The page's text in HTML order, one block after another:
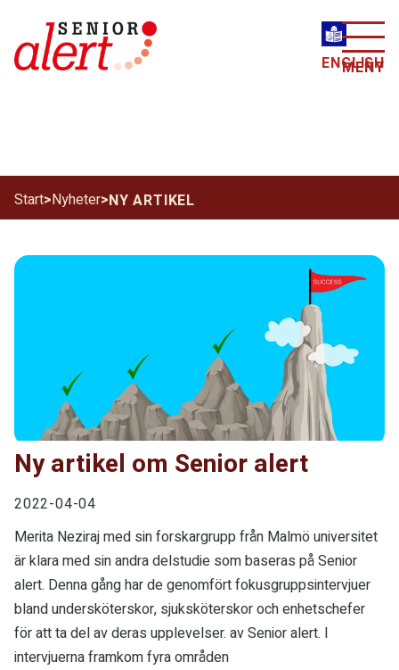
ENGLISH
MENY
Start>Nyheter>NY ARTIKEL
Ny artikel om Senior alert
2022-04-04
Merita Neziraj med sin forskargrupp från Malmö universitet
är klara med sin andra delstudie som baseras på Senior
alert. Denna gång har de genomfört fokusgruppsintervjuer
bland undersköterskor, sjuksköterskor och enhetschefer
för att ta del av deras upplevelser. av Senior alert. I
intervjuerna framkom fyra områden